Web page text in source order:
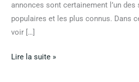
annonces sont certainement l’un
populaires et les plus connus. Dans
voir […]
Lire la suite »